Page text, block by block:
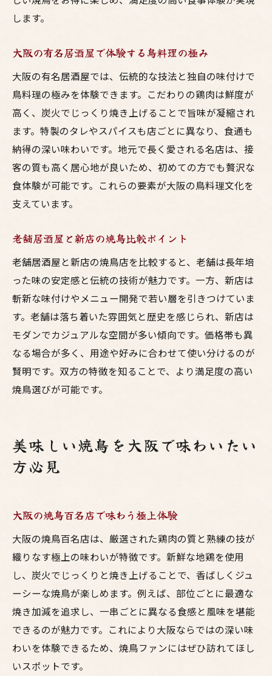
します。
大阪の有名居酒屋で体験する鳥料理の極み
大阪の有名居酒屋では、伝統的な技法と独自の味付けで
鳥料理の極みを体験できます。こだわりの鶏肉は鮮度が
高く、炭火でじっくり焼き上げることで旨味が凝縮され
ます。特製のタレやスパイスも店ごとに異なり、食通も
納得の深い味わいです。地元で長く愛される名店は、接
客の質も高く居心地が良いため、初めての方でも贅沢な
食体験が可能です。これらの要素が大阪の鳥料理文化を
支えています。
老舗居酒屋と新店の焼鳥比較ポイント
老舗居酒屋と新店の焼鳥店を比較すると、老舗は長年培
った味の安定感と伝統の技術が魅力です。一方、新店は
斬新な味付けやメニュー開発で若い層を引きつけていま
す。老舗は落ち着いた雰囲気と歴史を感じられ、新店は
モダンでカジュアルな空間が多い傾向です。価格帯も異
なる場合が多く、用途や好みに合わせて使い分けるのが
賢明です。双方の特徴を知ることで、より満足度の高い
焼鳥選びが可能です。
美味しい焼鳥を大阪で味わいたい
方必見
大阪の焼鳥百名店で味わう極上体験
大阪の焼鳥百名店は、厳選された鶏肉の質と熟練の技が
織りなす極上の味わいが特徴です。新鮮な地鶏を使用
し、炭火でじっくりと焼き上げることで、香ばしくジュ
ーシーな焼鳥が楽しめます。例えば、部位ごとに最適な
焼き加減を追求し、一串ごとに異なる食感と風味を堪能
できるのが魅力です。これにより大阪ならではの深い味
わいを体験できるため、焼鳥ファンにはぜひ訪れてほし
いスポットです。